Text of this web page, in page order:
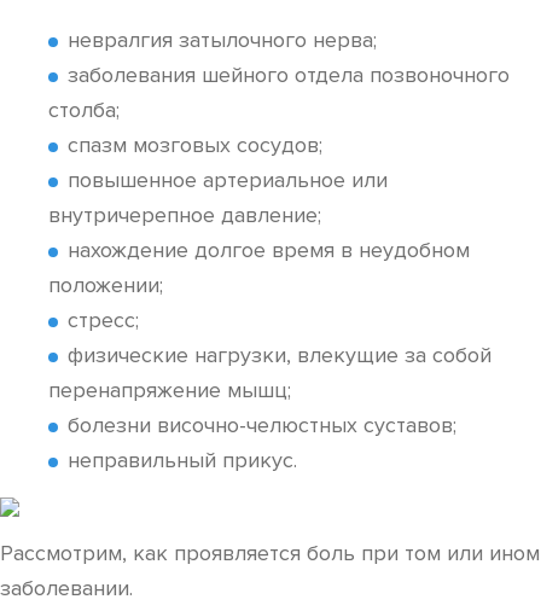
невралгия затылочного нерва;
заболевания шейного отдела позвоночного
столба;
спазм мозговых сосудов;
повышенное артериальное или
внутричерепное давление;
нахождение долгое время в неудобном
положении;
стресс;
физические нагрузки, влекущие за собой
перенапряжение мышц;
болезни височно-челюстных суставов;
неправильный прикус.
Рассмотрим, как проявляется боль при том или ином
заболевании.